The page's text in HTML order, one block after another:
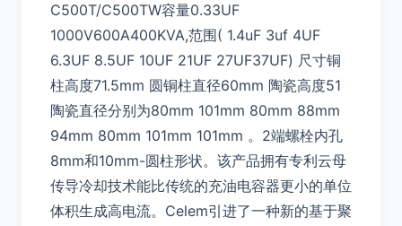
C500T/C500TW容量0.33UF
1000V600A400KVA,范围( 1.4uF 3uf 4UF
6.3UF 8.5UF 10UF 21UF 27UF37UF) 尺寸铜
柱高度71.5mm 圆铜柱直径60mm 陶瓷高度51
陶瓷直径分别为80mm 101mm 80mm 88mm
94mm 80mm 101mm 101mm 。2端螺栓内孔
8mm和10mm-圆柱形状。该产品拥有专利云母
传导冷却技术能比传统的充油电容器更小的单位
体积生成高电流。Celem引进了一种新的基于聚